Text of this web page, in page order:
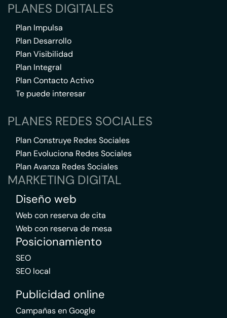
PLANES DIGITALES
Plan Impulsa
Plan Desarrollo
Plan Visibilidad
Plan Integral
Plan Contacto Activo
Te puede interesar
PLANES REDES SOCIALES
Plan Construye Redes Sociales
Plan Evoluciona Redes Sociales
Plan Avanza Redes Sociales
MARKETING DIGITAL
Diseño web
Web con reserva de cita
Web con reserva de mesa
Posicionamiento
SEO
SEO local
Publicidad online
Campañas en Google